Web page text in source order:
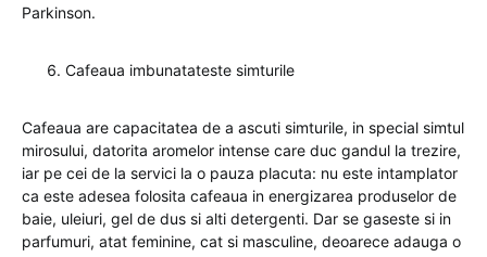
Parkinson.
Cafeaua imbunatateste simturile
Cafeaua are capacitatea de a ascuti simturile, in special simtul
mirosului, datorita aromelor intense care duc gandul la trezire,
iar pe cei de la servici la o pauza placuta: nu este intamplator
ca este adesea folosita cafeaua in energizarea produselor de
baie, uleiuri, gel de dus si alti detergenti. Dar se gaseste si in
parfumuri, atat feminine, cat si masculine, deoarece adauga o